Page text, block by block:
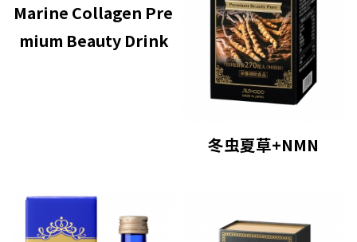
Marine Collagen Pre
mium Beauty Drink
冬虫夏草+NMN